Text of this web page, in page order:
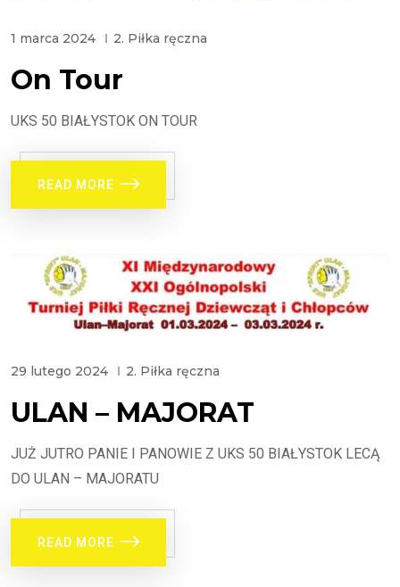
1 marca 2024 2. Piłka ręczna
On Tour
UKS 50 BIAŁYSTOK ON TOUR
READ MORE
29 lutego 2024 2. Piłka ręczna
ULAN – MAJORAT
JUŻ JUTRO PANIE I PANOWIE Z UKS 50 BIAŁYSTOK LECĄ
DO ULAN – MAJORATU
READ MORE